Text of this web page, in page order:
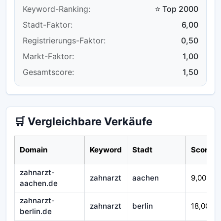
Keyword-Ranking:
⭐ Top 2000
Stadt-Faktor:
6,00
Registrierungs-Faktor:
0,50
Markt-Faktor:
1,00
Gesamtscore:
1,50
🛒 Vergleichbare Verkäufe
Domain Keyword Stadt Score
zahnarzt-
aachen.de
zahnarzt aachen 9,00
zahnarzt-
berlin.de
zahnarzt berlin 18,00